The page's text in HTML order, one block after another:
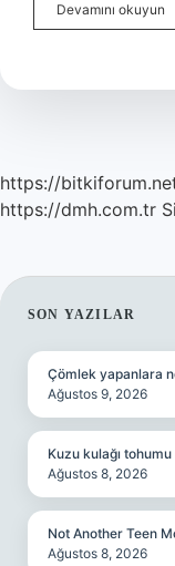
Devamını okuyun
https://
https://dmh.com.tr
SON YAZILAR
Çömlek yapanlara
Ağustos 9, 2026
Kuzu kulağı
Ağustos 8, 2026
Not Another Teen
Ağustos 8, 2026